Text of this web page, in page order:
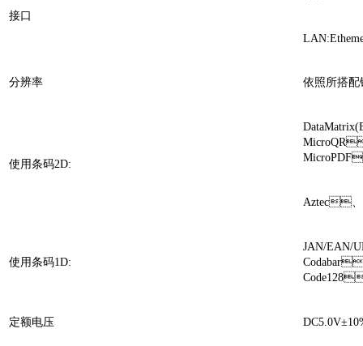
接口
分辨率 依照所搭配
使用条码2D:
Aztec、
使用条码1D:
JAN/
定额电压